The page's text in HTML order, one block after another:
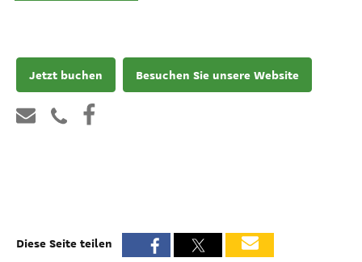
Jetzt buchen Besuchen Sie unsere Website
Diese Seite teilen